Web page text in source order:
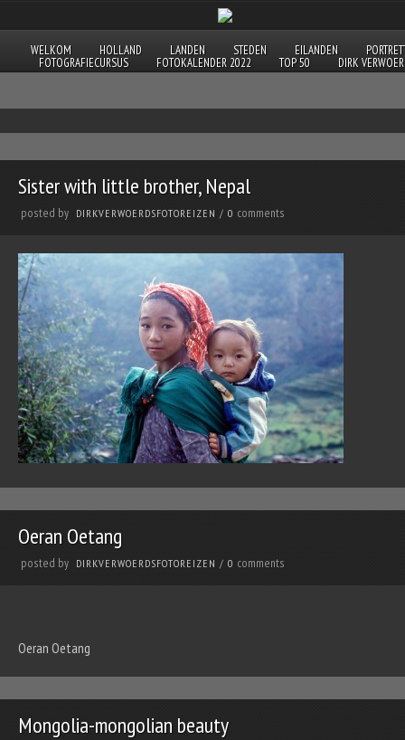
WELKOM HOLLAND LANDEN STEDEN EILANDEN
FOTOGRAFIECURSUS
FOTOKALENDER 2022 TOP 50 DIRK
Sister with little brother, Nepal
posted by DIRKVERWOERDSFOTOREIZEN / 0 comments
Oeran Oetang
posted by DIRKVERWOERDSFOTOREIZEN / 0 comments
Oeran Oetang
Mongolia-mongolian beauty